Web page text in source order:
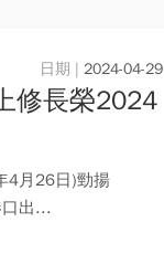
2024-04-29
修長榮2024
4月26日)勁揚
出...